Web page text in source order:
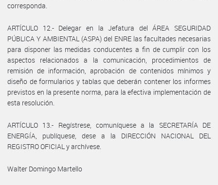
corresponda.
ARTÍCULO 12.- Delegar en la Jefatura del ÁREA SEGURIDAD
PÚBLICA Y AMBIENTAL (ASPA) del ENRE las facultades necesarias
para disponer las medidas conducentes a fin de cumplir con los
aspectos relacionados a la comunicación, procedimientos de
remisión de información, aprobación de contenidos mínimos y
diseño de formularios y tablas que deberán contener los informes
previstos en la presente norma, para la efectiva implementación de
esta resolución.
ARTÍCULO 13.- Regístrese, comuníquese a la SECRETARÍA DE
ENERGÍA, publíquese, dese a la DIRECCIÓN NACIONAL DEL
REGISTRO OFICIAL y archívese.
Walter Domingo Martello